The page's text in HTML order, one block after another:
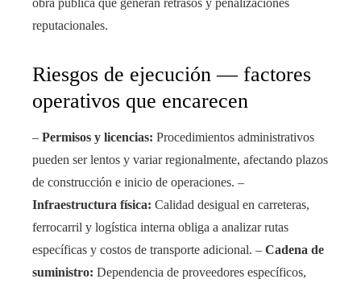
obra pública que generan retrasos y penalizaciones
reputacionales.
Riesgos de ejecución — factores
operativos que encarecen
– Permisos y licencias: Procedimientos administrativos
pueden ser lentos y variar regionalmente, afectando plazos
de construcción e inicio de operaciones. –
Infraestructura física: Calidad desigual en carreteras,
ferrocarril y logística interna obliga a analizar rutas
específicas y costos de transporte adicional. – Cadena de
suministro: Dependencia de proveedores específicos,